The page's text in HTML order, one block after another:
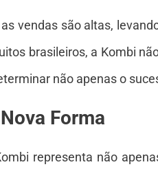
vendas são altas,
brasileiros, a Kombi
não apenas o
Forma
representa não